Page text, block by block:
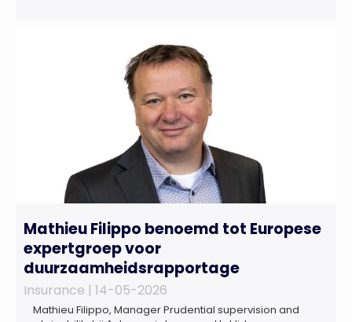
het Market Pulse Report voor het eerste kwartaal van 2026
De bedrijfsmatige […]
Mathieu Filippo benoemd tot Europese
expertgroep voor
duurzaamheidsrapportage
Insurance | 14-05-2026
Mathieu Filippo, Manager Prudential supervision and